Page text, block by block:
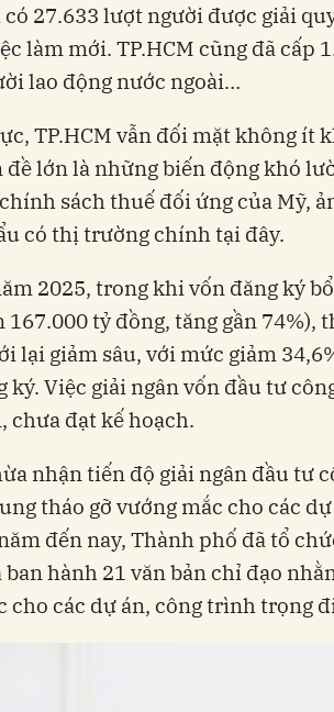
27.633 lượt người được giải
làm mới. TP.HCM cũng đã cấp
lao động nước ngoài…
TP.HCM vẫn đối mặt không ít
lớn là những biến động khó
sách thuế đối ứng của Mỹ,
có thị trường chính tại đây.
2025, trong khi vốn đăng ký
tỷ đồng, tăng gần 74%),
lại giảm sâu, với mức giảm
ký. Việc giải ngân vốn đầu tư
chưa đạt kế hoạch.
nhận tiến độ giải ngân đầu tư
tháo gỡ vướng mắc cho các
đến nay, Thành phố đã tổ
hành 21 văn bản chỉ đạo
cho các dự án, công trình trọng